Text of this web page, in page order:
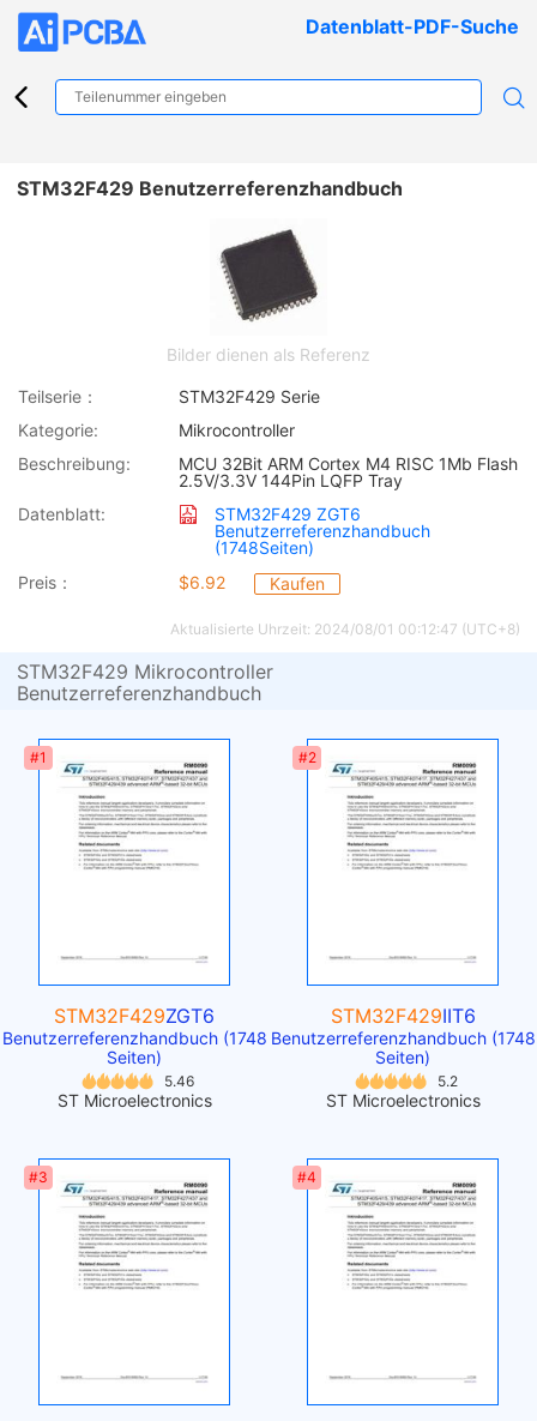
Datenblatt-PDF-Suche
STM32F429 Benutzerreferenzhandbuch
Bilder dienen als Referenz
Teilserie：
STM32F429 Serie
Kategorie:
Mikrocontroller
Beschreibung:
MCU 32Bit ARM Cortex M4 RISC 1Mb Flash
2.5V/3.3V 144Pin LQFP Tray
Datenblatt:
STM32F429 ZGT6
Benutzerreferenzhandbuch
(1748Seiten)
Preis：
$6.92 Kaufen
Aktualisierte Uhrzeit: 2024/08/01 00:12:47 (UTC+8)
STM32F429 Mikrocontroller
Benutzerreferenzhandbuch
#1
STM32F429ZGT6
Benutzerreferenzhandbuch (1748
Seiten)
5.46
ST Microelectronics
#2
STM32F429IIT6
Benutzerreferenzhandbuch (1748
Seiten)
5.2
ST Microelectronics
#3 #4